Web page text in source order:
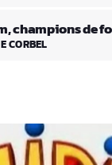
champions de
CORBEL